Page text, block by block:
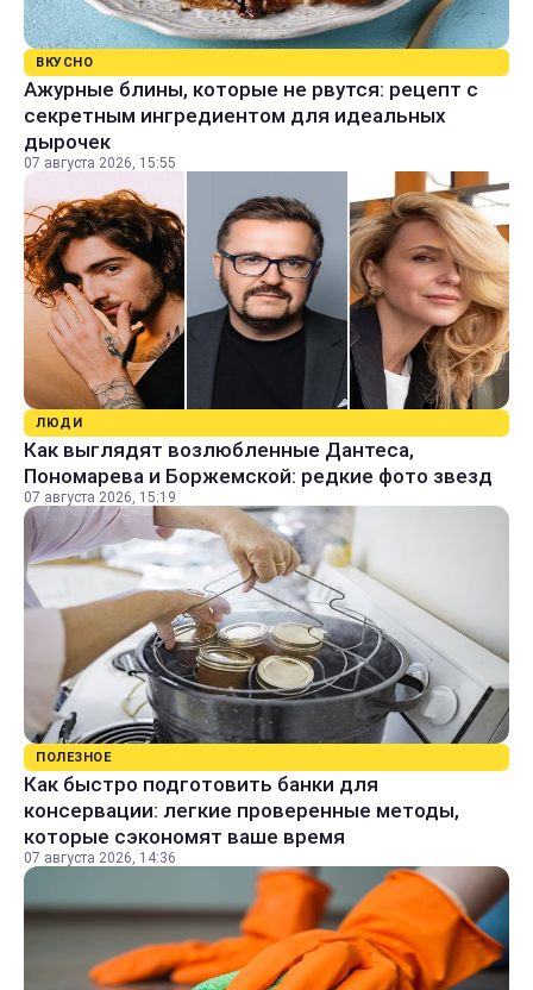
ВКУСНО
Ажурные блины, которые не рвутся: рецепт с
секретным ингредиентом для идеальных
дырочек
07 августа 2026, 15:55
ЛЮДИ
Как выглядят возлюбленные Дантеса,
Пономарева и Боржемской: редкие фото звезд
07 августа 2026, 15:19
ПОЛЕЗНОЕ
Как быстро подготовить банки для
консервации: легкие проверенные методы,
которые сэкономят ваше время
07 августа 2026, 14:36